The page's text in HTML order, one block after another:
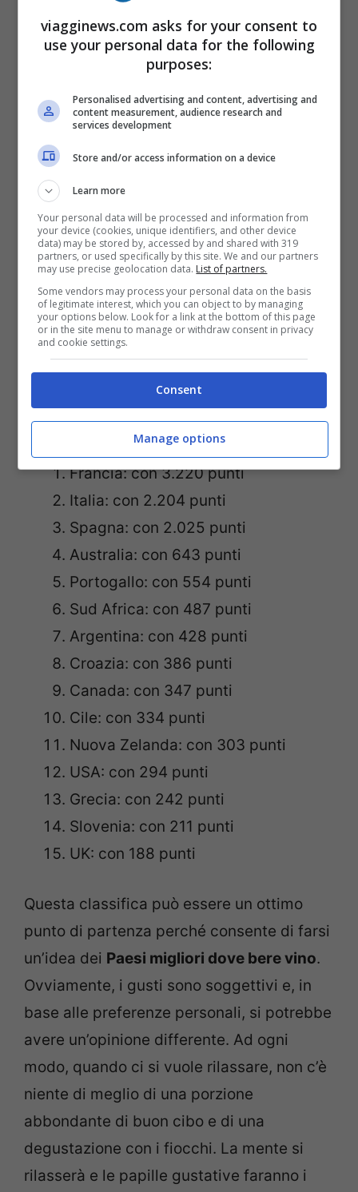
anche se ci sono stati dei colpi di scena
chehanno generato grandi emozioni.
Basta osservare la classifica per rendersi
conto del risultato di ogni paese.
Qui si serve il vino migliore: dove andare per una vacanza
all’insegna del gusto – viagginews.com
Ecco quali sono stati i più premiati:
Francia: con 3.220 punti
Italia: con 2.204 punti
Spagna: con 2.025 punti
Australia: con 643 punti
Portogallo: con 554 punti
Sud Africa: con 487 punti
Argentina: con 428 punti
Croazia: con 386 punti
Canada: con 347 punti
Cile: con 334 punti
Nuova Zelanda: con 303 punti
USA: con 294 punti
Grecia: con 242 punti
Slovenia: con 211 punti
UK: con 188 punti
Questa classifica può essere un ottimo
punto di partenza perché consente di farsi
un’idea dei Paesi migliori dove bere vino.
Ovviamente, i gusti sono soggettivi e, in
base alle preferenze personali, si potrebbe
avere un’opinione differente. Ad ogni
modo, quando ci si vuole rilassare, non c’è
niente di meglio di una porzione
abbondante di buon cibo e di una
degustazione con i fiocchi. La mente si
rilasserà e le papille gustative faranno i
viagginews.com asks for your consent to
use your personal data for the following
purposes:
Personalised advertising and content, advertising and
content measurement, audience research and
services development
Store and/or access information on a device
Learn more
Your personal data will be processed and information from
your device (cookies, unique identifiers, and other device
data) may be stored by, accessed by and shared with 319
partners, or used specifically by this site. We and our partners
may use precise geolocation data. List of partners.
Some vendors may process your personal data on the basis
of legitimate interest, which you can object to by managing
your options below. Look for a link at the bottom of this page
or in the site menu to manage or withdraw consent in privacy
and cookie settings.
Consent
Manage options